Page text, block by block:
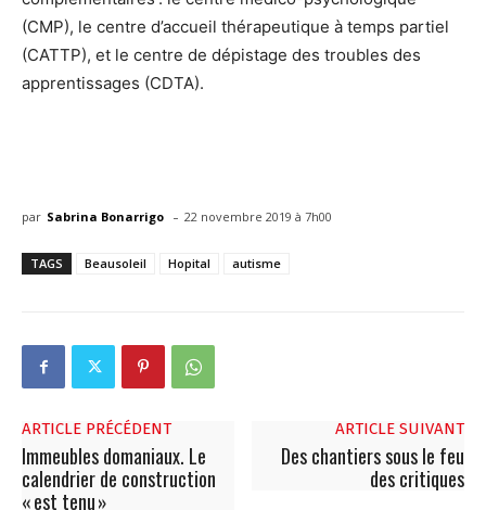
(CMP), le centre d’accueil thérapeutique à temps partiel
(CATTP), et le centre de dépistage des troubles des
apprentissages (CDTA).
par Sabrina Bonarrigo - 22 novembre 2019 à 7h00
TAGS Beausoleil Hopital autisme
ARTICLE PRÉCÉDENT
Immeubles domaniaux. Le
calendrier de construction
« est tenu »
ARTICLE SUIVANT
Des chantiers sous le feu
des critiques